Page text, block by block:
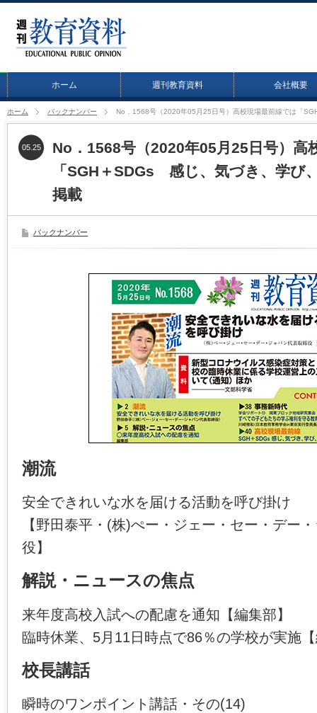
ホーム 週刊教育資料 会社概要
ホーム バックナンバー No．1568号（2020年05月25日号）高校現場最前線では「
No．1568号（2020年05月25日号）高
「SGH＋SDGs 感じ、気づき、学
掲載
05.25
バックナンバー
潮流
安全できれいな水を届ける活動を呼び掛け
【野田泰平・(株)ぺー・ジェー・セー・デー
役】
解説・ニュースの焦点
来年度高校入試への配慮を通知【編集部】
臨時休業、5月11日時点で86％の学校が実施
校長講話
瞬時のワンポイント講話・その(14)